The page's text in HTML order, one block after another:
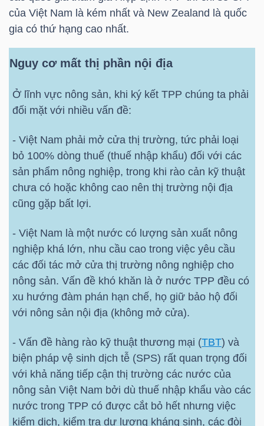
của Việt Nam là kém nhất và New Zealand là quốc
gia có thứ hạng cao nhất.
Nguy cơ mất thị phần nội địa
Ở lĩnh vực nông sản, khi ký kết TPP chúng ta phải
đối mặt với nhiều vấn đề:
- Việt Nam phải mở cửa thị trường, tức phải loại
bỏ 100% dòng thuế (thuế nhập khẩu) đối với các
sản phẩm nông nghiệp, trong khi rào cản kỹ thuật
chưa có hoặc không cao nên thị trường nội địa
cũng gặp bất lợi.
- Việt Nam là một nước có lượng sản xuất nông
nghiệp khá lớn, nhu cầu cao trong việc yêu cầu
các đối tác mở cửa thị trường nông nghiệp cho
nông sản. Vấn đề khó khăn là ở nước TPP đều có
xu hướng đàm phán hạn chế, họ giữ bảo hộ đối
với nông sản nội địa (không mở cửa).
- Vấn đề hàng rào kỹ thuật thương mại (TBT) và
biện pháp vệ sinh dịch tễ (SPS) rất quan trọng đối
với khả năng tiếp cận thị trường các nước của
nông sản Việt Nam bởi dù thuế nhập khẩu vào các
nước trong TPP có được cắt bỏ hết nhưng việc
kiểm dịch, kiểm tra dư lượng kháng sinh, các đòi
ĐỘNG
SẢN
Mã
chứng
Tất cả Cổ phiếu Chỉ số Chứng chỉ quỹ
Lãnh
đạo
Tất cả Người nội bộ Người liên quan Cổ đông lớn
Tin
tức